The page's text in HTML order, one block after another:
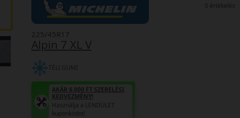
0 értékelés
Alpin 7 XL V
225/45R17
TÉLI GUMI
AKÁR 6.000 FT SZERELÉSI
KEDVEZMÉNY!
Használja a LENDÜLET
kuponkódot!